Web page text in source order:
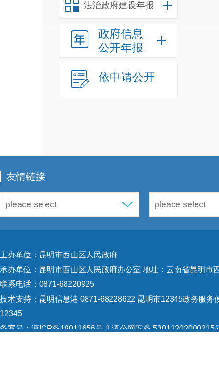
法治政府建设年报
政府信息
公开年报
依申请公开
友情链接
主办单位：昆明市西山区人民政府
承办单位：昆明市西山区人民政府办公室 地址：云南省昆明市
联系电话：0871-68220925
技术支持： 昆明信息港 0871-68228622 昆明市12345政务服务
12345
备案号： 滇ICP备19011656号-1 滇公网安备 53011202000215